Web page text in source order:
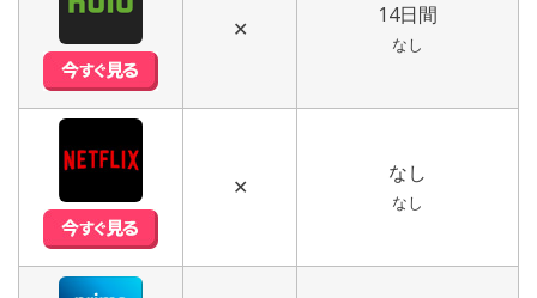
✕
14日間
なし
✕
なし
なし